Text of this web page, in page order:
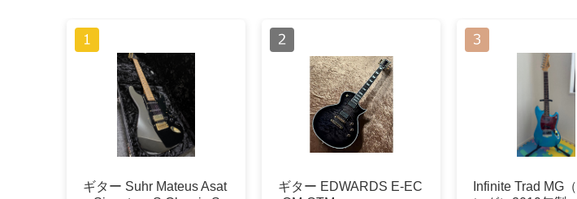
ギター Suhr Mateus Asat
ギター EDWARDS E-EC
Infinite Trad MG